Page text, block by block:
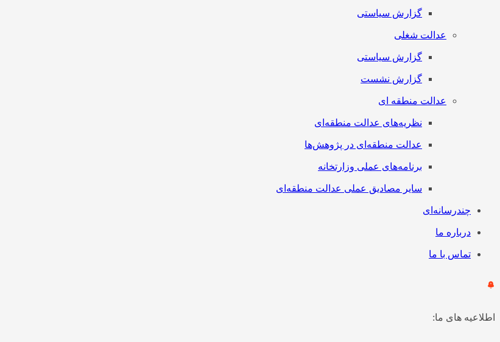
گزارش سیاستی
عدالت شغلی
گزارش سیاستی
گزارش نشست
عدالت منطقه ای
نظریه‌های عدالت منطقه‌ای
عدالت منطقه‌ای در پژوهش‌ها
برنامه‌های عملی وزارتخانه
سایر مصادیق عملی عدالت منطقه‌ای
چندرسانه‌ای
درباره ما
تماس با ما
اطلاعیه های ما: